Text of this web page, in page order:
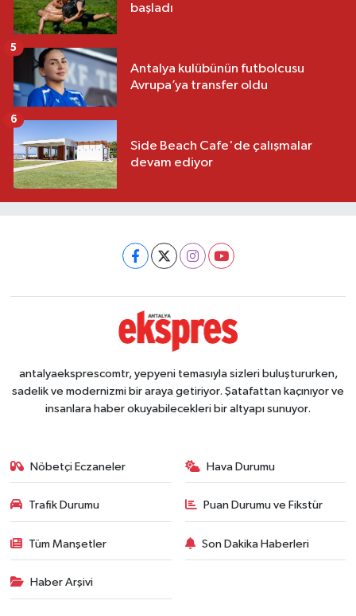
başladı
Antalya kulübünün futbolcusu
Avrupa’ya transfer oldu
5
Side Beach Cafe'de çalışmalar
devam ediyor
6
antalyaeksprescomtr, yepyeni temasıyla sizleri buluştururken,
sadelik ve modernizmi bir araya getiriyor. Şatafattan kaçınıyor ve
insanlara haber okuyabilecekleri bir altyapı sunuyor.
Nöbetçi Eczaneler Hava Durumu
Trafik Durumu Puan Durumu ve Fikstür
Tüm Manşetler Son Dakika Haberleri
Haber Arşivi